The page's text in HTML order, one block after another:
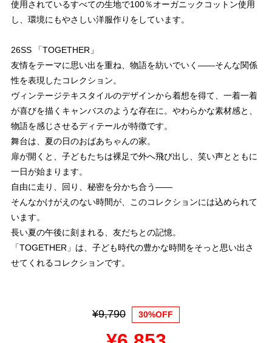
使用されているすべての生地で100％オーガニックコットン使用
し、環境にもやさしい洋服作りをしています。
26SS 「TOGETHER」
友情をテーマに思い出を重ね、物語を紡いでいく――そんな関係
性を表現したコレクション。
ヴィンテージテキスタイルのデザインから着想を得て、一着一着
が喜びを描くキャンバスのような存在に。やわらかな素材感と、
物語を感じさせるディテールが特徴です。
舞台は、夏の日のおばあちゃんの家。
扉が開くと、子どもたちは裸足で外へ飛び出し、笑い声とともに
一日が始まります。
自由に走り、回り、秘密を分かち合う――
そんなかけがえのない時間が、このコレクションには込められて
います。
長い夏の午後に刻まれる、友だちとの記憶。
「TOGETHER」は、子ども時代の豊かな時間をそっと思い出さ
せてくれるコレクションです。
¥9,790 30%OFF